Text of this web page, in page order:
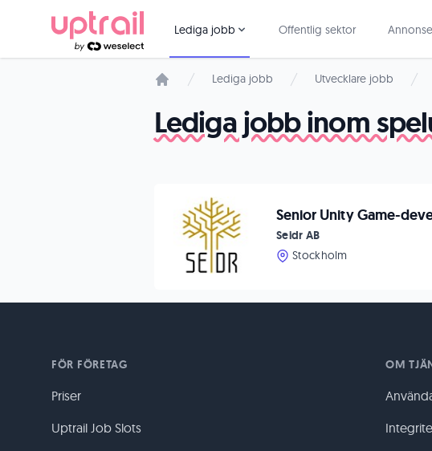
Lediga jobb Offentlig sektor
Lediga jobb Utvecklare jobb
Lediga jobb inom
Senior Unity Game-
Seidr AB
Stockholm
FÖR FÖRETAG
Priser
Uptrail Job Slots
OM